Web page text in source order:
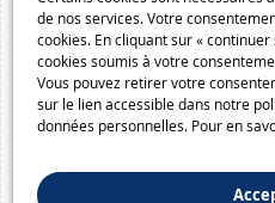
de nos services. Votre
cookies. En cliquant sur «
cookies soumis à votre
Vous pouvez retirer votre
sur le lien accessible dans notre
données personnelles. Pour en